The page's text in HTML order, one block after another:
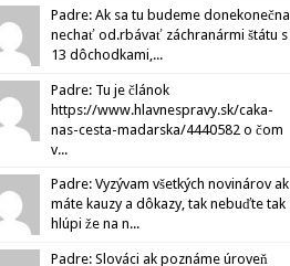
Padre: Ak sa tu budeme donekonečna
nechať od.rbávať záchranármi štátu s
13 dôchodkami,...
Padre: Tu je článok
https://www.hlavnespravy.sk/caka-
nas-cesta-madarska/4440582 o čom
v...
Padre: Vyzývam všetkých novinárov ak
máte kauzy a dôkazy, tak nebuďte tak
hlúpi že na n...
Padre: Slováci ak poznáme úroveň